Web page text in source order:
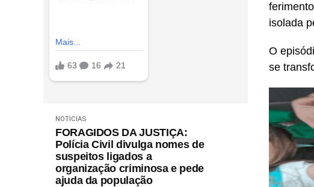
NOTICIAS
FORAGIDOS DA JUSTIÇA:
Polícia Civil divulga nomes de
suspeitos ligados a
organização criminosa e pede
ajuda da população
isolada
O
se